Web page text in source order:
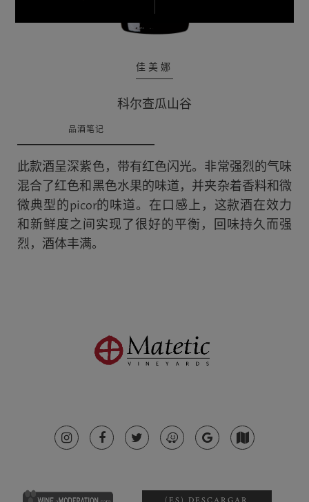
佳美娜
科尔查瓜山谷
品酒笔记
此款酒呈深紫色，带有红色闪光。非常强烈的气味
混合了红色和黑色水果的味道，并夹杂着香料和微
微典型的picor的味道。在口感上，这款酒在效力
和新鲜度之间实现了很好的平衡，回味持久而强
烈，酒体丰满。